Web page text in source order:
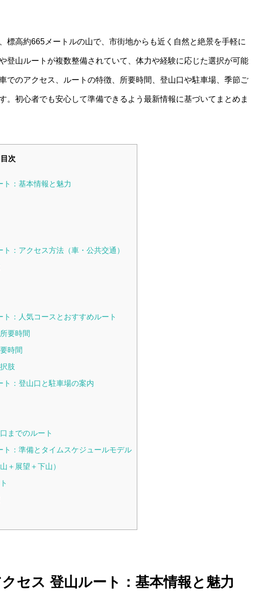
標高約665メートルの山で、市街地からも近く自然と絶景を手軽に
登山ルートが複数整備されていて、体力や経験に応じた選択が可能
でのアクセス、ルートの特徴、所要時間、登山口や駐車場、季節ご
。初心者でも安心して準備できるよう最新情報に基づいてまとめま
目次
ト：基本情報と魅力
：アクセス方法（車・公共交通）
：人気コースとおすすめルート
要時間
時間
肢
：登山口と駐車場の案内
までのルート
：準備とタイムスケジュールモデル
＋展望＋下山）
セス 登山ルート：基本情報と魅力